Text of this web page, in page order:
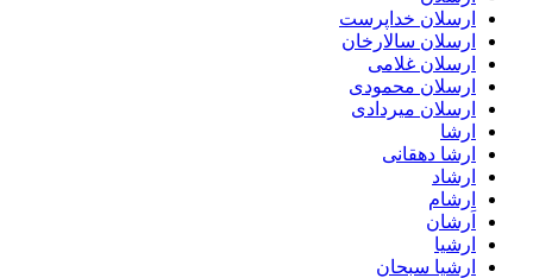
ارسلان خداپرست
ارسلان سالارخان
ارسلان غلامی
ارسلان محمودی
ارسلان میردادی
ارشا
ارشا دهقانی
ارشاد
ارشام
اَرشان
ارشیا
ارشیا سبحان